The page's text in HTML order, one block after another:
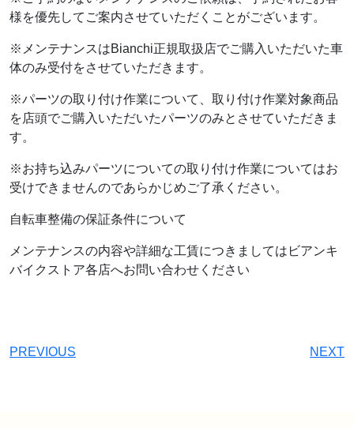
様を優先してご案内させていただくことがございます。
※メンテナンスはBianchi正規取扱店でご購入いただいた車
体のみ受付をさせていただきます。
※パーツの取り付け作業について、取り付け作業対象商品
を店頭でご購入いただいたパーツのみとさせていただきま
す。
※お持ち込みパーツについての取り付け作業についてはお
受けできませんのであらかじめご了承ください。
自転車整備の保証条件について
メンテナンスの内容や詳細な工賃につきましてはビアンキ
バイクストア各店へお問い合わせください
PREVIOUS NEXT